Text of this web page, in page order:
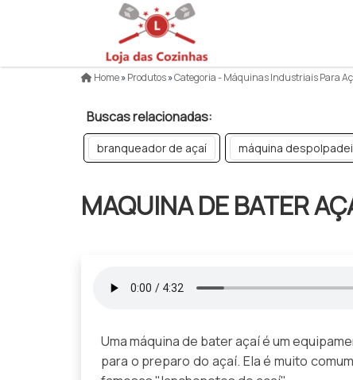
Home»Produtos»Categoria - Máquinas Industriais Para
Buscas relacionadas:
branqueador de açaí máquina
MAQUINA DE BATER
Uma máquina de bater açaí é um
para o preparo do açaí. Ela é muito